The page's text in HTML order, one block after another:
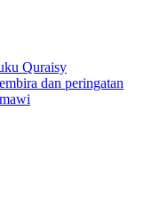
Quraisy
dan peringatan